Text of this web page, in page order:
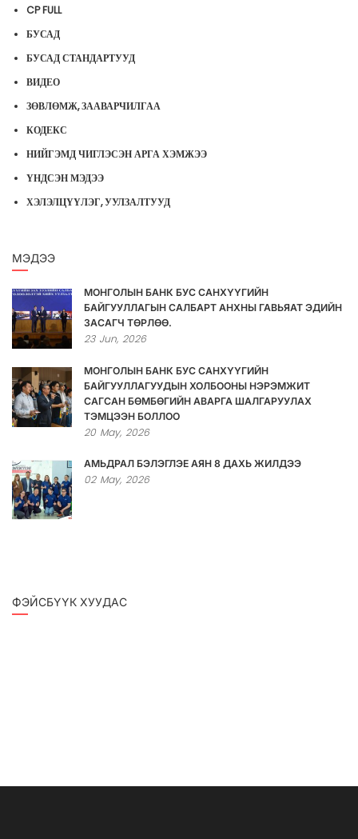
CP FULL
БУСАД
БУСАД СТАНДАРТУУД
ВИДЕО
ЗӨВЛӨМЖ, ЗААВАРЧИЛГАА
КОДЕКС
НИЙГЭМД ЧИГЛЭСЭН АРГА ХЭМЖЭЭ
ҮНДСЭН МЭДЭЭ
ХЭЛЭЛЦҮҮЛЭГ, УУЛЗАЛТУУД
МЭДЭЭ
МОНГОЛЫН БАНК БУС САНХҮҮГИЙН
БАЙГУУЛЛАГЫН САЛБАРТ АНХНЫ ГАВЬЯАТ ЭДИЙН
ЗАСАГЧ ТӨРЛӨӨ.
23 Jun, 2026
МОНГОЛЫН БАНК БУС САНХҮҮГИЙН
БАЙГУУЛЛАГУУДЫН ХОЛБООНЫ НЭРЭМЖИТ
САГСАН БӨМБӨГИЙН АВАРГА ШАЛГАРУУЛАХ
ТЭМЦЭЭН БОЛЛОО
20 May, 2026
АМЬДРАЛ БЭЛЭГЛЭЕ АЯН 8 ДАХЬ ЖИЛДЭЭ
02 May, 2026
ФЭЙСБҮҮК ХУУДАС